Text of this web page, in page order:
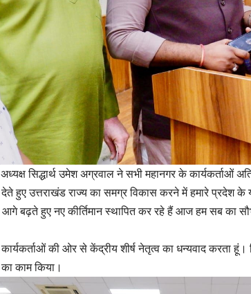
सिद्धार्थ उमेश अग्रवाल ने सभी महानगर के कार्यकर्ताओं
हुए उत्तराखंड राज्य का समग्र विकास करने में हमारे प्रदेश
बढ़ते हुए नए कीर्तिमान स्थापित कर रहे हैं आज हम सब का
की ओर से केंद्रीय शीर्ष नेतृत्व का धन्यवाद करता
काम किया।